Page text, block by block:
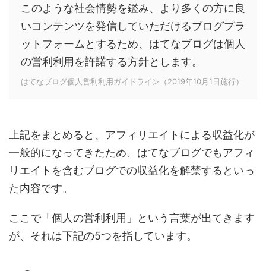
このような社会情勢を鑑み、より多くの方に良
いコンテンツを発信していただけるブログプラ
ットフォームとするため、はてなブログは個人
の営利利用を許諾する方針とします。
はてなブログ個人営利利用ガイドライン（2019年10月1日施行）
上記をまとめると、アフィリエイトによる収益化が
一般的になってきたため、はてなブログでもアフィ
リエイトを含むブログでの収益化を解禁するといっ
た内容です。
ここで「個人の営利利用」という言葉が出てきます
が、それは下記の5つを指しています。